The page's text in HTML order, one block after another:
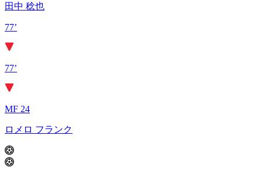
田中 稔也
77’
77’
MF 24
ロメロ フランク